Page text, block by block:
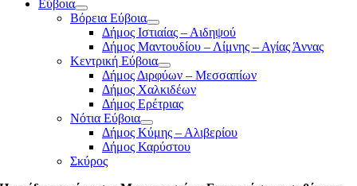
Εύβοια
Βόρεια Εύβοια
Δήμος Ιστιαίας – Αιδηψού
Δήμος Μαντουδίου – Λίμνης – Αγίας Άννας
Κεντρική Εύβοια
Δήμος Διρφύων – Μεσσαπίων
Δήμος Χαλκιδέων
Δήμος Ερέτριας
Νότια Εύβοια
Δήμος Κύμης – Αλιβερίου
Δήμος Καρύστου
Σκύρος